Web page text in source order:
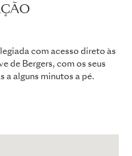
com acesso direto às
de Bergers, com os seus
a alguns minutos a pé.